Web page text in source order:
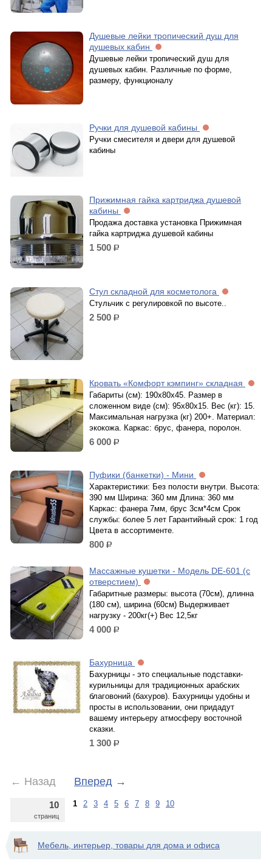
Душевые лейки тропический душ для
душевых кабин
Душевые лейки тропический душ для
душевых кабин. Различные по форме,
размеру, функционалу
Ручки для душевой кабины
Ручки смесителя и двери для душевой
кабины
Прижимная гайка картриджа душевой
кабины
Продажа доставка установка Прижимная
гайка картриджа душевой кабины
1 500 р.
Стул складной для косметолога
Стульчик с регулировкой по высоте..
2 500 р.
Кровать «Комфорт кэмпинг» складная
Габариты (см): 190x80x45. Размер в
сложенном виде (см): 95x80x15. Вес (кг): 15.
Максимальная нагрузка (кг) 200+. Материал:
экокожа. Каркас: брус, фанера, поролон.
6 000 р.
Пуфики (банкетки) - Мини
Характеристики: Без полости внутри. Высота:
390 мм Ширина: 360 мм Длина: 360 мм
Каркас: фанера 7мм, брус 3см*4см Срок
службы: более 5 лет Гарантийный срок: 1 год
Цвета в ассортименте.
800 р.
Массажные кушетки - Модель DE-601 (с
отверстием)
Габаритные размеры: высота (70см), длинна
(180 см), ширина (60см) Выдерживает
нагрузку - 200кг(+) Вес 12,5кг
4 000 р.
Бахурница
Бахурницы - это специальные подставки-
курильницы для традиционных арабских
благовоний (бахуров). Бахурницы удобны и
просты в использовании, они придадут
вашему интерьеру атмосферу восточной
сказки.
1 300 р.
← Назад Вперед →
10
страниц
1 2 3 4 5 6 7 8 9 10
Мебель, интерьер, товары для дома и офиса